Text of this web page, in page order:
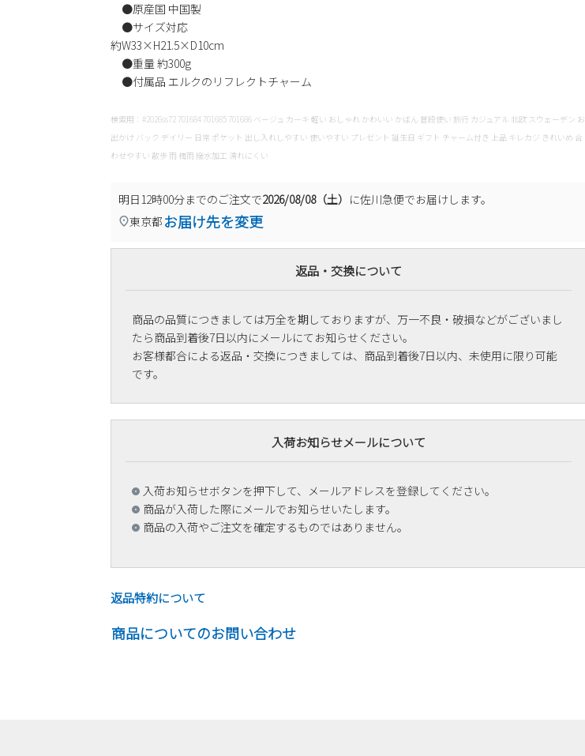
●原産国 中国製
●サイズ対応
約W33×H21.5×D10cm
●重量 約300g
●付属品 エルクのリフレクトチャーム
検索用：#2026ss72 701684 701685 701686 ベージュ カーキ 軽い おしゃれ かわいい かばん 普段使い 旅行 カジュアル 北欧 スウェーデン お
出かけ バック デイリー 日常 ポケット 出し入れしやすい 使いやすい プレゼント 誕生日 ギフト チャーム付き 上品 キレカジ きれいめ 合
わせやすい 散歩 雨 梅雨 撥水加工 濡れにくい
明日12時00分までのご注文で2026/08/08（土） に佐川急便でお届けします。
東京都 お届け先を変更
返品・交換について
商品の品質につきましては万全を期しておりますが、万一不良・破損などがございまし
たら商品到着後7日以内にメールにてお知らせください。
お客様都合による返品・交換につきましては、商品到着後7日以内、未使用に限り可能
です。
入荷お知らせメールについて
入荷お知らせボタンを押下して、メールアドレスを登録してください。
商品が入荷した際にメールでお知らせいたします。
商品の入荷やご注文を確定するものではありません。
返品特約について
商品についてのお問い合わせ